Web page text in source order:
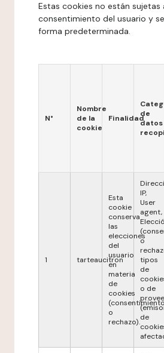
Estas cookies no están sujetas
consentimiento del usuario y
forma predeterminada.
N°
Nombre
de la
cookie
Finalidadde
datos
1 tarteaucitron
Esta
cookie
conserva
las
elecciones
del
usuario
en
materia
de
cookies
(consentimiento
o
rechazo).
IP,
User
agent,
o
tipos
de
o de
de